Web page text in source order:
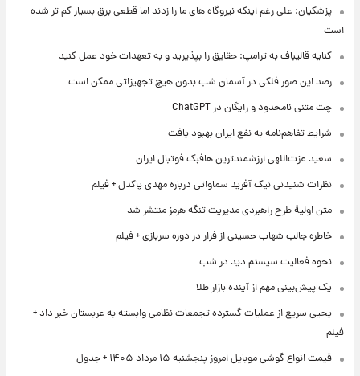
پزشکیان: علی رغم اینکه نیروگاه های ما را زدند اما قطعی برق بسیار کم تر شده
است
کنایه قالیباف به ترامپ: حقایق را بپذیرید و به تعهدات خود عمل کنید
رصد این صور فلکی در آسمان شب بدون هیچ تجهیزاتی ممکن است
چت متنی نامحدود و رایگان در ChatGPT
شرایط تفاهم‌نامه به نفع ایران بهبود یافت
سعید عزت‌اللهی ارزشمندترین هافبک فوتبال ایران
نظرات شنیدنی نیک آفرید سماواتی درباره مهدی پاکدل + فیلم
متن اولیۀ طرح راهبردی مدیریت تنگه هرمز منتشر شد
خاطره جالب شهاب حسینی از فرار در دوره سربازی + فیلم
نحوه فعالیت سیستم دید در شب
یک پیش‌بینی مهم از آینده بازار طلا
یحیی سریع از عملیات گسترده تجمعات نظامی وابسته به عربستان خبر داد +
فیلم
قیمت انواع گوشی موبایل امروز پنجشنبه ۱۵ مرداد ۱۴۰۵ + جدول